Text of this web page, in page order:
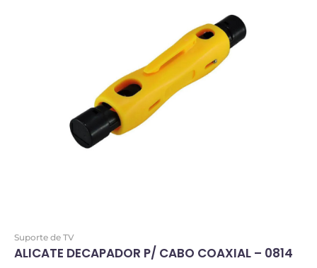
Suporte de TV
ALICATE DECAPADOR P/ CABO COAXIAL – 0814